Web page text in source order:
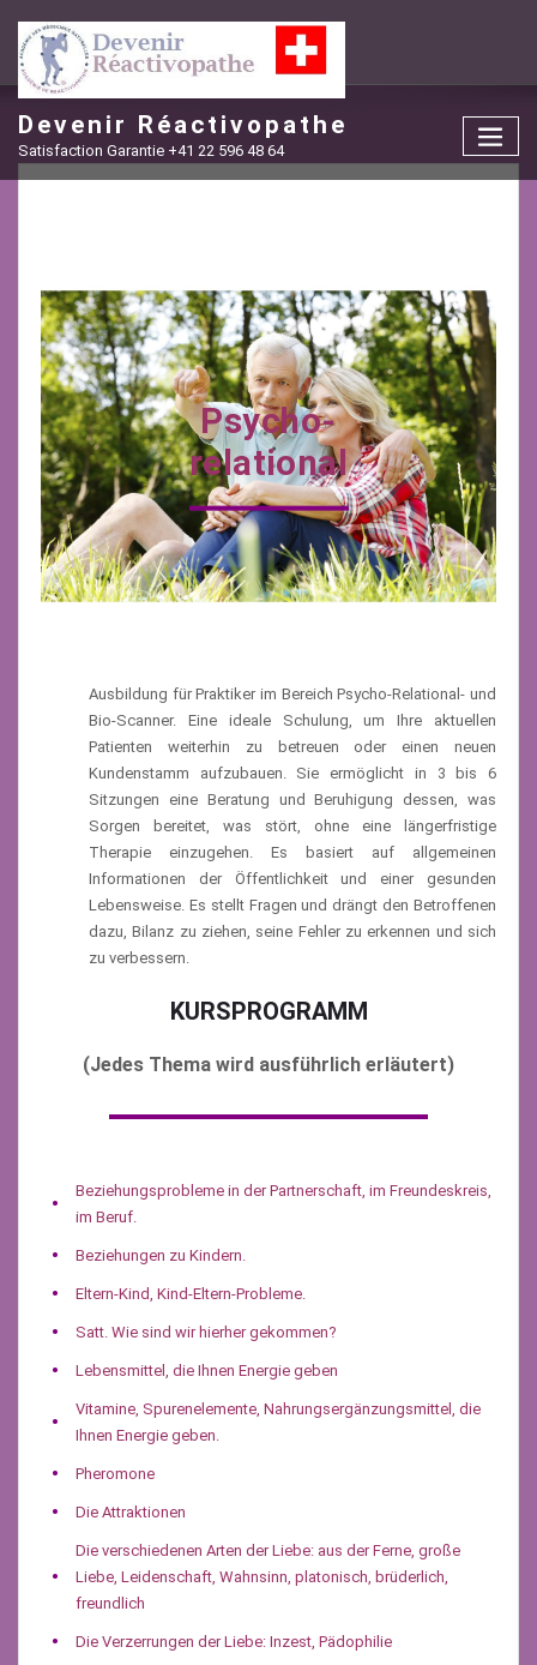
content
Devenir Réactivopathe
Satisfaction Garantie +41 22 596 48 64
Psycho-
relational
Ausbildung für Praktiker im Bereich Psycho-Relational- und
Bio-Scanner. Eine ideale Schulung, um Ihre aktuellen
Patienten weiterhin zu betreuen oder einen neuen
Kundenstamm aufzubauen. Sie ermöglicht in 3 bis 6
Sitzungen eine Beratung und Beruhigung dessen, was
Sorgen bereitet, was stört, ohne eine längerfristige
Therapie einzugehen. Es basiert auf allgemeinen
Informationen der Öffentlichkeit und einer gesunden
Lebensweise. Es stellt Fragen und drängt den Betroffenen
dazu, Bilanz zu ziehen, seine Fehler zu erkennen und sich
zu verbessern.
KURSPROGRAMM
(Jedes Thema wird ausführlich erläutert)
Beziehungsprobleme in der Partnerschaft, im Freundeskreis,
im Beruf.
Beziehungen zu Kindern.
Eltern-Kind, Kind-Eltern-Probleme.
Satt. Wie sind wir hierher gekommen?
Lebensmittel, die Ihnen Energie geben
Vitamine, Spurenelemente, Nahrungsergänzungsmittel, die
Ihnen Energie geben.
Pheromone
Die Attraktionen
Die verschiedenen Arten der Liebe: aus der Ferne, große
Liebe, Leidenschaft, Wahnsinn, platonisch, brüderlich,
freundlich
Die Verzerrungen der Liebe: Inzest, Pädophilie